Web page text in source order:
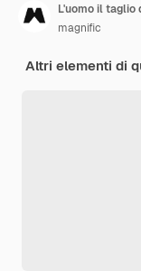
L'uomo il taglio
magnific
Altri elementi di